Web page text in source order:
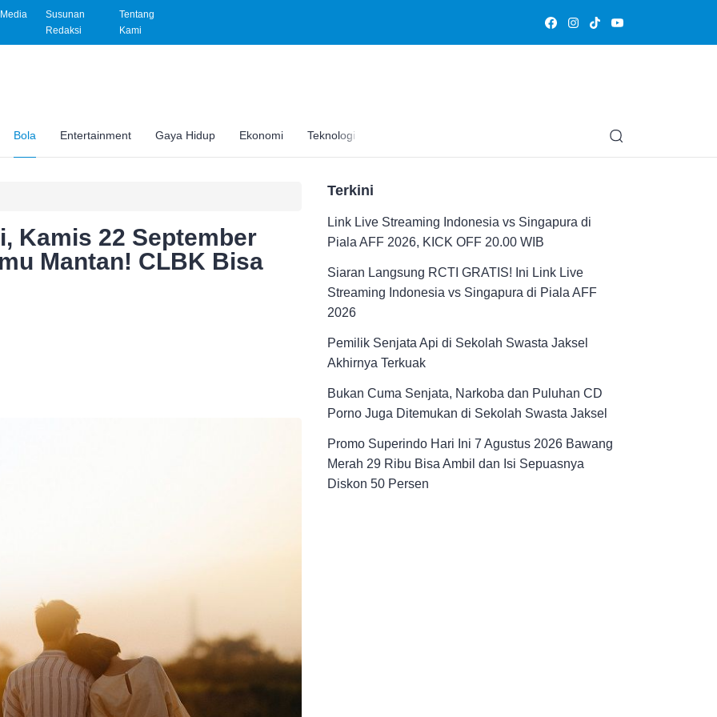
Susunan
Redaksi
Tentang
Kami
Bola Entertainment Gaya Hidup Ekonomi Teknologi Edukasi
Kamis 22 September
Mantan! CLBK Bisa
Terkini
Link Live Streaming Indonesia vs Singapura di
Piala AFF 2026, KICK OFF 20.00 WIB
Siaran Langsung RCTI GRATIS! Ini Link Live
Streaming Indonesia vs Singapura di Piala AFF
2026
Pemilik Senjata Api di Sekolah Swasta Jaksel
Akhirnya Terkuak
Bukan Cuma Senjata, Narkoba dan Puluhan CD
Porno Juga Ditemukan di Sekolah Swasta Jaksel
Promo Superindo Hari Ini 7 Agustus 2026 Bawang
Merah 29 Ribu Bisa Ambil dan Isi Sepuasnya
Diskon 50 Persen